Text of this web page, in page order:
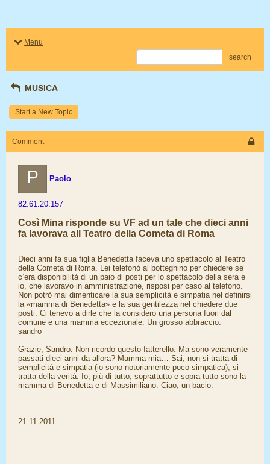
Menu
search
MUSICA
Start a New Topic
Comment
P Paolo
82.61.20.157
Così Mina risponde su VF ad un tale che dieci anni
fa lavorava all Teatro della Cometa di Roma
Dieci anni fa sua figlia Benedetta faceva uno spettacolo al Teatro
della Cometa di Roma. Lei telefonò al botteghino per chiedere se
c’era disponibilità di un paio di posti per lo spettacolo della sera e
io, che lavoravo in amministrazione, risposi per caso al telefono.
Non potrò mai dimenticare la sua semplicità e simpatia nel definirsi
la «mamma di Benedetta» e la sua gentilezza nel chiedere due
posti. Ci tenevo a dirle che la considero una persona fuori dal
comune e una mamma eccezionale. Un grosso abbraccio.
sandro
Grazie, Sandro. Non ricordo questo fatterello. Ma sono veramente
passati dieci anni da allora? Mamma mia… Sai, non si tratta di
semplicità e simpatia (io sono notoriamente poco simpatica), si
tratta della verità. Io, più di tutto, soprattutto e sopra tutto sono la
mamma di Benedetta e di Massimiliano. Ciao, un bacio.
21.11.2011